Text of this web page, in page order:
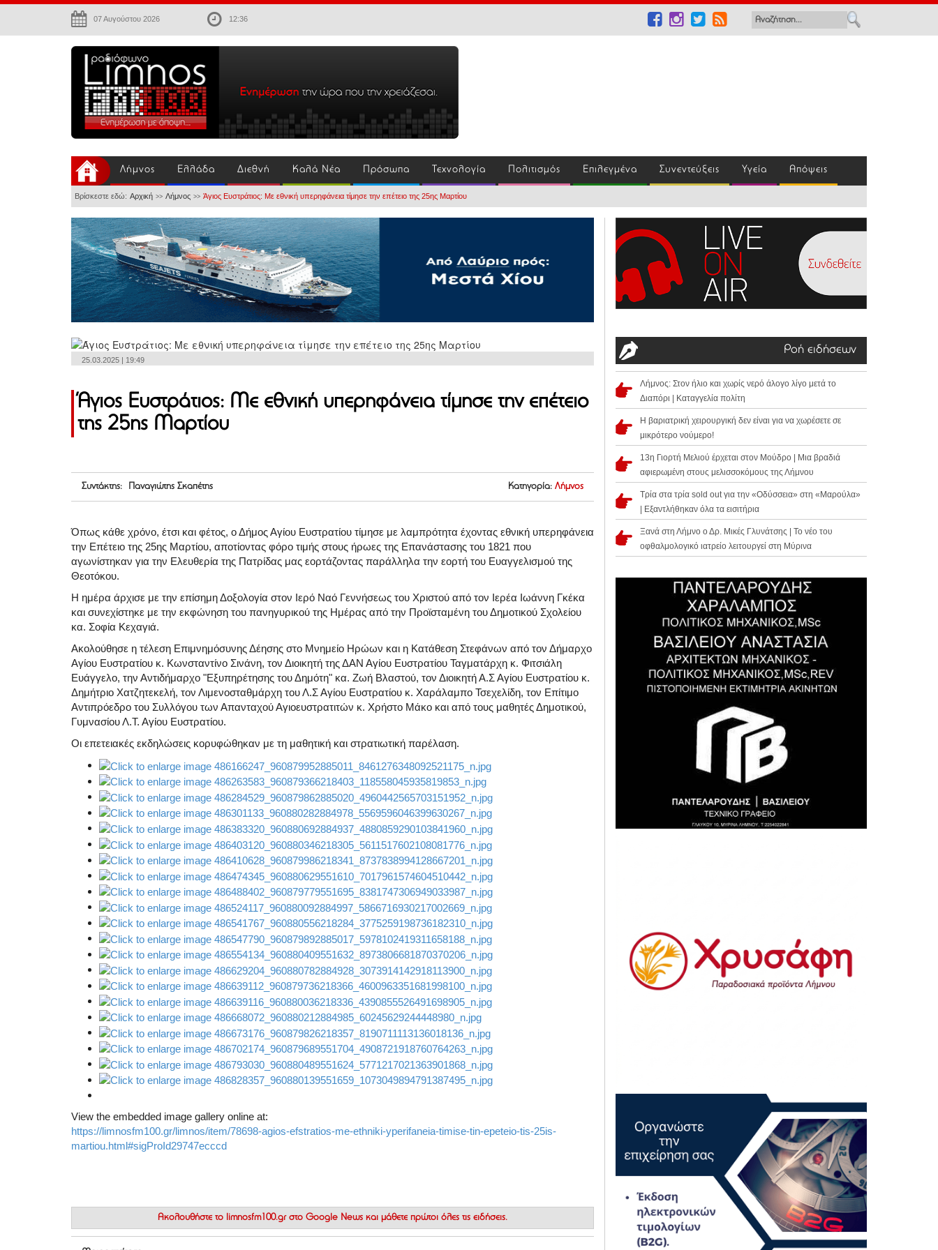
07 Αυγούστου 2026 12:36
Λήμνος Ελλάδα Διεθνή Καλά Νέα Πρόσωπα Τεχνολογία Πολιτισμός Επιλεγμένα Συνεντεύξεις Υγεία Απόψεις
Βρίσκεστε εδώ: Αρχική >> Λήμνος >> Άγιος Ευστράτιος: Με εθνική υπερηφάνεια τίμησε την επέτειο της 25ης Μαρτίου
25.03.2025 | 19:49
Άγιος Ευστράτιος: Με εθνική υπερηφάνεια τίμησε την επέτειο
της 25ης Μαρτίου
Συντάκτης: Παναγιώτης Σκαπέτης Κατηγορία: Λήμνος
Όπως κάθε χρόνο, έτσι και φέτος, ο Δήμος Αγίου Ευστρατίου τίμησε με λαμπρότητα έχοντας εθνική υπερηφάνεια
την Επέτειο της 25ης Μαρτίου, αποτίοντας φόρο τιμής στους ήρωες της Επανάστασης του 1821 που
αγωνίστηκαν για την Ελευθερία της Πατρίδας μας εορτάζοντας παράλληλα την εορτή του Ευαγγελισμού της
Θεοτόκου.
Η ημέρα άρχισε με την επίσημη Δοξολογία στον Ιερό Ναό Γεννήσεως του Χριστού από τον Ιερέα Ιωάννη Γκέκα
και συνεχίστηκε με την εκφώνηση του πανηγυρικού της Ημέρας από την Προϊσταμένη του Δημοτικού Σχολείου
κα. Σοφία Κεχαγιά.
Ακολούθησε η τέλεση Επιμνημόσυνης Δέησης στο Μνημείο Ηρώων και η Κατάθεση Στεφάνων από τον Δήμαρχο
Αγίου Ευστρατίου κ. Κωνσταντίνο Σινάνη, τον Διοικητή της ΔΑΝ Αγίου Ευστρατίου Ταγματάρχη κ. Φιτσιάλη
Ευάγγελο, την Αντιδήμαρχο "Εξυπηρέτησης του Δημότη" κα. Ζωή Βλαστού, τον Διοικητή Α.Σ Αγίου Ευστρατίου κ.
Δημήτριο Χατζητεκελή, τον Λιμενοσταθμάρχη του Λ.Σ Αγίου Ευστρατίου κ. Χαράλαμπο Τσεχελίδη, τον Επίτιμο
Αντιπρόεδρο του Συλλόγου των Απανταχού Αγιοευστρατιτών κ. Χρήστο Μάκο και από τους μαθητές Δημοτικού,
Γυμνασίου Λ.Τ. Αγίου Ευστρατίου.
Οι επετειακές εκδηλώσεις κορυφώθηκαν με τη μαθητική και στρατιωτική παρέλαση.
View the embedded image gallery online at:
https://limnosfm100.gr/limnos/item/78698-agios-efstratios-me-ethniki-yperifaneia-timise-tin-epeteio-tis-25is-
martiou.html#sigProId29747ecccd
Ακολουθήστε το limnosfm100.gr στο Google News και μάθετε πρώτοι όλες τις ειδήσεις.
Ροή ειδήσεων
Λήμνος: Στον ήλιο και χωρίς νερό άλογο λίγο μετά το
Διαπόρι | Καταγγελία πολίτη
Η βαριατρική χειρουργική δεν είναι για να χωρέσετε σε
μικρότερο νούμερο!
13η Γιορτή Μελιού έρχεται στον Μούδρο | Μια βραδιά
αφιερωμένη στους μελισσοκόμους της Λήμνου
Τρία στα τρία sold out για την «Οδύσσεια» στη «Μαρούλα»
| Εξαντλήθηκαν όλα τα εισιτήρια
Ξανά στη Λήμνο ο Δρ. Μικές Γλυνάτσης | Το νέο του
οφθαλμολογικό ιατρείο λειτουργεί στη Μύρινα